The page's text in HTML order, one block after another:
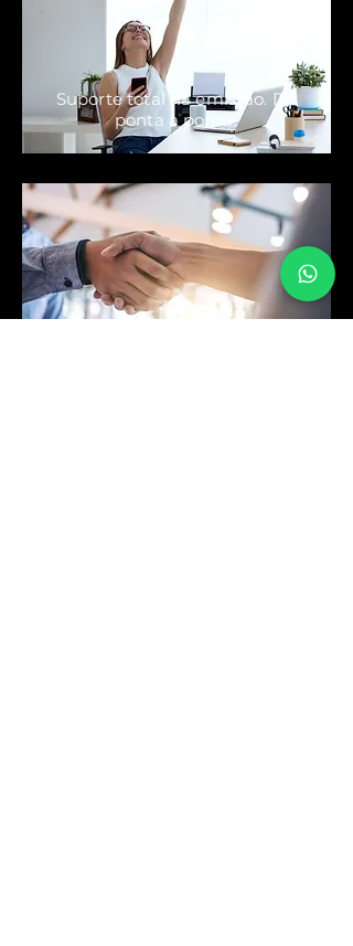
Suporte total na emissão. De
ponta a ponta!